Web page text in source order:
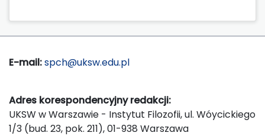
E-mail:spch@uksw.edu.pl
Adres korespondencyjny redakcji:
UKSW w Warszawie - Instytut Filozofii, ul. Wóycickiego
1/3 (bud. 23, pok. 211), 01-938 Warszawa